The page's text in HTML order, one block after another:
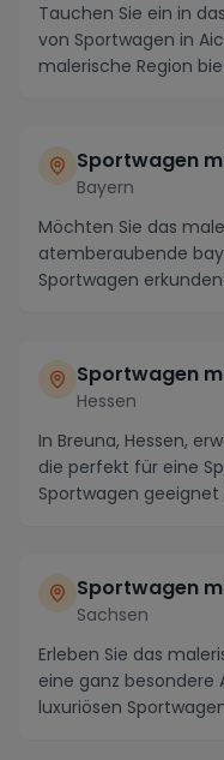
Tauchen Sie ein in
von Sportwagen in
malerische Region
Sportwagen
Bayern
Möchten Sie das
atemberaubende
Sportwagen
Sportwagen
Hessen
In Breuna, Hessen,
die perfekt für eine
Sportwagen geeignet
Sportwagen
Sachsen
Erleben Sie das
eine ganz
luxuriösen